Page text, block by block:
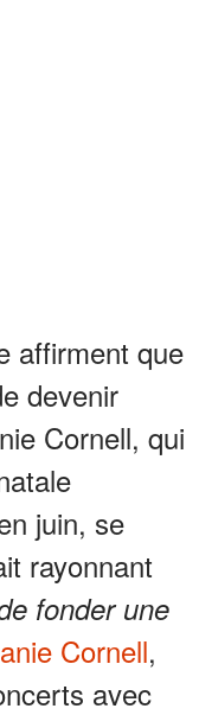
affirment que
devenir
Cornell, qui
juin, se
rayonnant
fonder une
Cornell,
avec